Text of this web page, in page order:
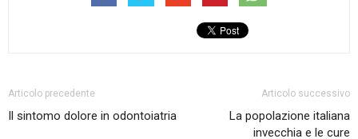
Articolo precedente
Il sintomo dolore in odontoiatria
Articolo successivo
La popolazione italiana
invecchia e le cure